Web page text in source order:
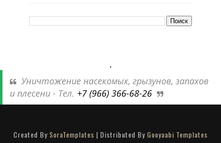
.
Уничтожение насекомых, грызунов, запахов
и плесени - Тел. +7 (966) 366-68-26
Created By SoraTemplates | Distributed By Gooyaabi Templates